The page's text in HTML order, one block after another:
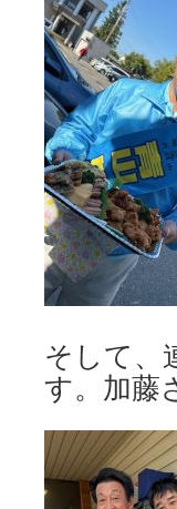
そして、
す。加藤